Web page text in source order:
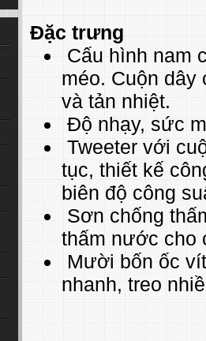
Đặc trưng
Cấu hình nam
méo. Cuộn dây
và tản nhiệt.
Độ nhạy, sức
Tweeter với
tục, thiết kế
biên độ công
Sơn chống
thấm nước cho
Mười bốn ốc
nhanh, treo